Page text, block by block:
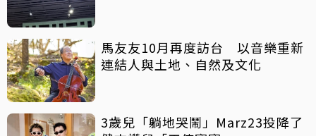
馬友友10月再度訪台 以音樂重新
連結人與土地、自然及文化
3歲兒「躺地哭鬧」Marz23投降了